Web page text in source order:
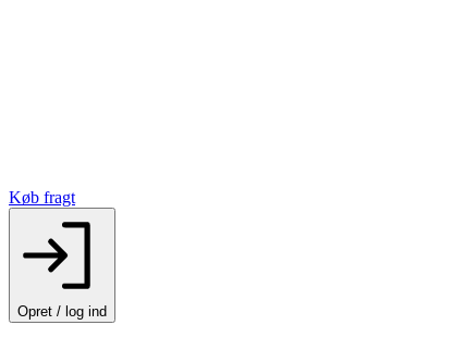
Køb fragt
Opret / log ind